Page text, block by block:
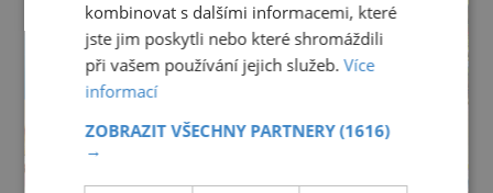
kombinovat s dalšími informacemi, které
jste jim poskytli nebo které shromáždili
při vašem používání jejich služeb.Více
informací
ZOBRAZIT VŠECHNY PARTNERY(1616)
→